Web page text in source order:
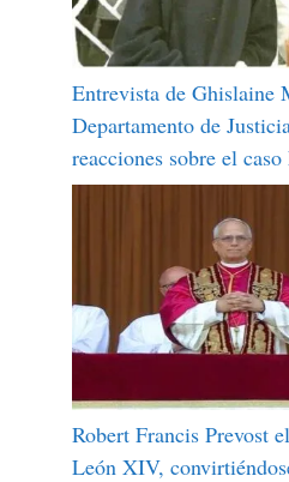
Entrevista de Ghislaine
Departamento de
reacciones sobre el
Robert Francis Prevost
León XIV,